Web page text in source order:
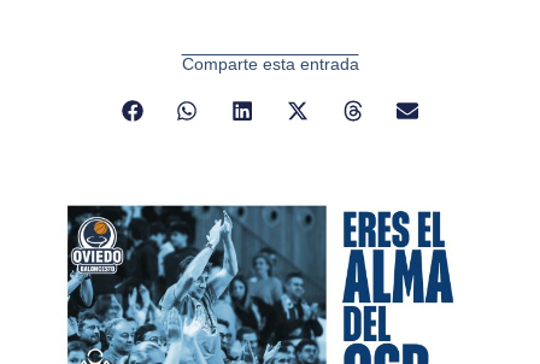
Comparte esta entrada